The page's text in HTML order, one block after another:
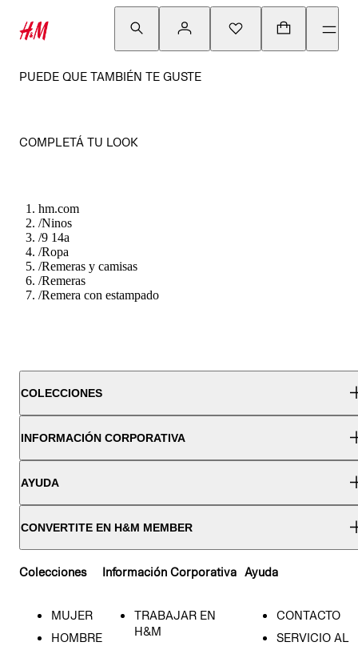
PUEDE QUE TAMBIÉN TE GUSTE
COMPLETÁ TU LOOK
hm.com
/Ninos
/9 14a
/Ropa
/Remeras y camisas
/Remeras
/Remera con estampado
COLECCIONES
INFORMACIÓN CORPORATIVA
AYUDA
CONVERTITE EN H&M MEMBER
Colecciones
MUJER
HOMBRE
Información Corporativa
TRABAJAR EN
H&M
Ayuda
CONTACTO
SERVICIO AL